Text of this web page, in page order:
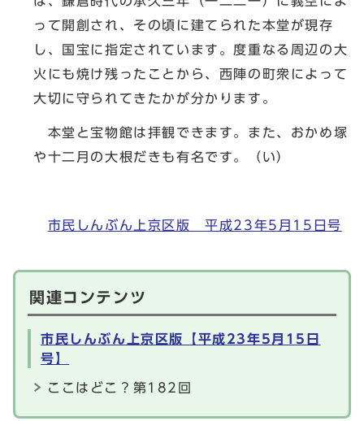
って開創され、その頃に建てられた本堂が現存
し、国宝に指定されています。度重なる周辺の大
火にも焼け残ったことから、西陣の町衆によって
大切に守られてきたかが分かります。
本堂と宝物館は拝観できます。また、おかめ塚
や十二月の大根だきも有名です。（い）
市民しんぶん上京区版 平成23年5月15日号
関連コンテンツ
市民しんぶん上京区版【平成23年5月15日
号】
ここはどこ？第182回